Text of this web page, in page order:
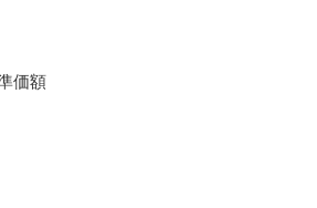
価額